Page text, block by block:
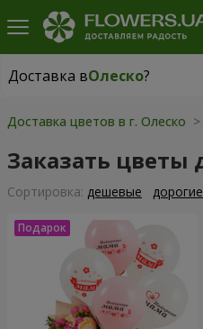
Доставка вОлеско?
Доставка вОлеско|
Доставка цветов в г. Олеско
Заказать
Cортировка: дешевые дорогие